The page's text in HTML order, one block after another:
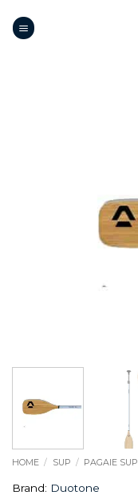
HOME / SUP / PAGAIE SUP
Brand: Duotone